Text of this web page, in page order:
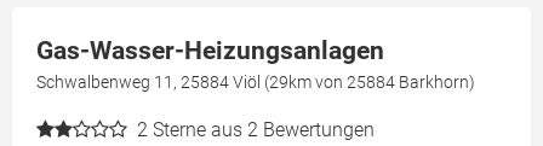
Gas-Wasser-Heizungsanlagen
Schwalbenweg 11, 25884 Viöl (29km von 25884 Barkhorn)
2 Sterne aus 2 Bewertungen